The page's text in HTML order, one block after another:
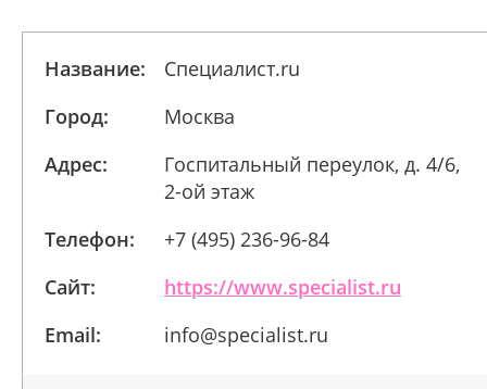
Название:
Специалист.ru
Город:
Москва
Адрес:
Госпитальный переулок, д. 4/6,
2-ой этаж
Телефон:
+7 (495) 236-96-84
Сайт:
https://www.specialist.ru
Email:
info@specialist.ru